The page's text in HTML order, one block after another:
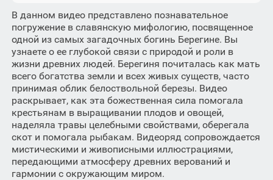
В данном видео представлено познавательное
погружение в славянскую мифологию, посвященное
одной из самых загадочных богинь Берегине. Вы
узнаете о ее глубокой связи с природой и роли в
жизни древних людей. Берегиня почиталась как мать
всего богатства земли и всех живых существ, часто
принимая облик белоствольной березы. Видео
раскрывает, как эта божественная сила помогала
крестьянам в выращивании плодов и овощей,
наделяла травы целебными свойствами, оберегала
скот и помогала рыбакам. Видеоряд сопровождается
мистическими и живописными иллюстрациями,
передающими атмосферу древних верований и
гармонии с окружающим миром.